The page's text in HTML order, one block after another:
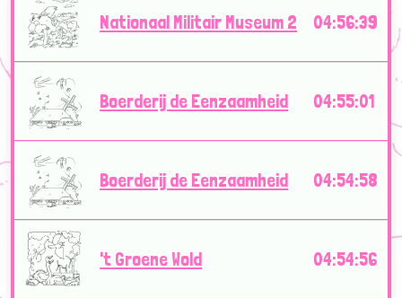
Nationaal Militair Museum 2 04:56:39
Boerderij de Eenzaamheid 04:55:01
Boerderij de Eenzaamheid 04:54:58
't Groene Wold 04:54:56